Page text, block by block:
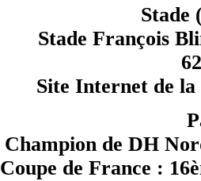
Stade
Stade François
Site Internet de
Champion de DH
Coupe de France :